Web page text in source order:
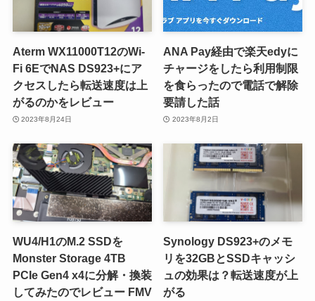
Aterm WX11000T12のWi-
Fi 6EでNAS DS923+にア
クセスしたら転送速度は上
がるのかをレビュー
2023年8月24日
ANA Pay経由で楽天edyに
チャージをしたら利用制限
を食らったので電話で解除
要請した話
2023年8月2日
WU4/H1のM.2 SSDを
Monster Storage 4TB
PCIe Gen4 x4に分解・換装
してみたのでレビュー FMV
Synology DS923+のメモ
リを32GBとSSDキャッシ
ュの効果は？転送速度が上
がる